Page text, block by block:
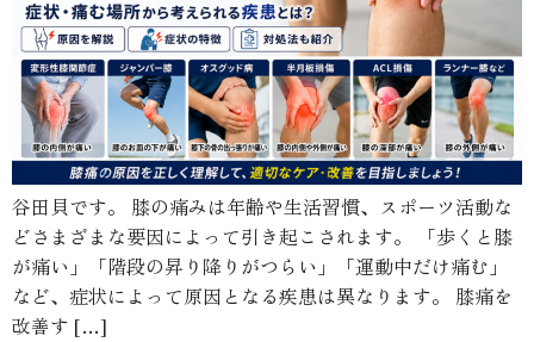
谷田貝です。 膝の痛みは年齢や生活習慣、スポーツ活動な
どさまざまな要因によって引き起こされます。 「歩くと膝
が痛い」「階段の昇り降りがつらい」「運動中だけ痛む」
など、症状によって原因となる疾患は異なります。 膝痛を
改善す […]